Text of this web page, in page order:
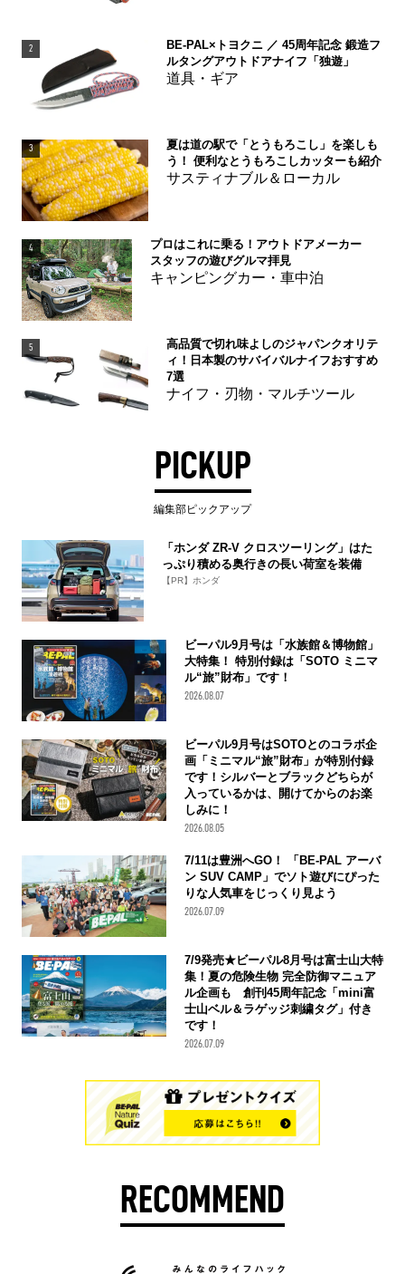
2
BE-PAL×トヨクニ ／ 45周年記念 鍛造フ
ルタングアウトドアナイフ「独遊」
道具・ギア
3
夏は道の駅で「とうもろこし」を楽しも
う！ 便利なとうもろこしカッターも紹介
サスティナブル＆ローカル
4
プロはこれに乗る！アウトドアメーカー
スタッフの遊びグルマ拝見
キャンピングカー・車中泊
5
高品質で切れ味よしのジャパンクオリテ
ィ！日本製のサバイバルナイフおすすめ
7選
ナイフ・刃物・マルチツール
PICKUP
編集部ピックアップ
「ホンダ ZR-V クロスツーリング」はた
っぷり積める奥行きの長い荷室を装備
【PR】ホンダ
ビーパル9月号は「水族館＆博物館」
大特集！ 特別付録は「SOTO ミニマ
ル“旅”財布」です！
2026.08.07
ビーパル9月号はSOTOとのコラボ企
画「ミニマル“旅”財布」が特別付録
です！シルバーとブラックどちらが
入っているかは、開けてからのお楽
しみに！
2026.08.05
7/11は豊洲へGO！ 「BE-PAL アーバ
ン SUV CAMP」でソト遊びにぴった
りな人気車をじっくり見よう
2026.07.09
7/9発売★ビーパル8月号は富士山大特
集！夏の危険生物 完全防御マニュア
ル企画も 創刊45周年記念「mini富
士山ベル＆ラゲッジ刺繍タグ」付き
です！
2026.07.09
RECOMMEND